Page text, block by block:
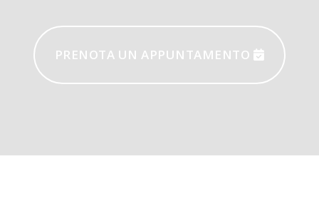
PRENOTA UN APPUNTAMENTO